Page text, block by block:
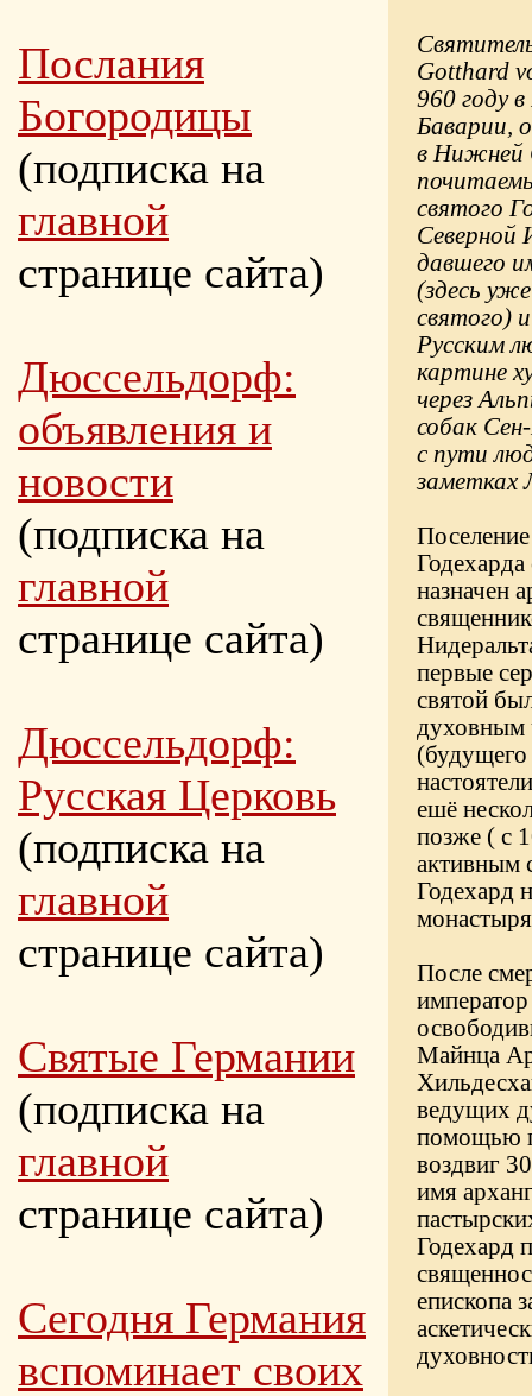
Послания
Богородицы
(подписка на
главной
странице сайта)
Дюссельдорф:
объявления и
новости
(подписка на
главной
странице сайта)
Дюссельдорф:
Русская Церковь
(подписка на
главной
странице сайта)
Святые Германии
(подписка на
главной
странице сайта)
Сегодня Германия
вспоминает своих
Gotthard
960 году
Баварии,
в Нижней
святого
Северной
давшего
(здесь
святого)
Русским
картине
через
собак
с пути
заметках
назначен
первые
святой
духовным
(будущего
ешё
позже ( с
активным
Годехард
После
Майнца
ведущих
помощью
воздвиг
имя
Годехард
епископа